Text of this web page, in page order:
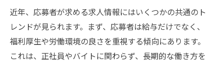
近年、応募者が求める求人情報にはいくつかの共通のト
レンドが見られます。まず、応募者は給与だけでなく、
福利厚生や労働環境の良さを重視する傾向にあります。
これは、正社員やバイトに関わらず、長期的な働き方を